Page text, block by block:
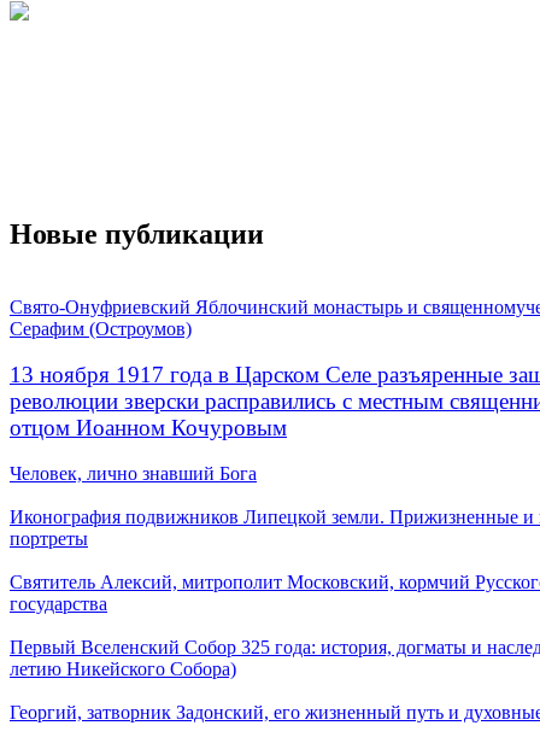
Новые публикации
Свято-Онуфриевский Яблочинский монастырь и
Серафим (Остроумов)
13 ноября 1917 года в Царском Селе разъяренные
революции зверски расправились с местным
отцом Иоанном Кочуровым
Человек, лично знавший Бога
Иконография подвижников Липецкой земли. Прижизненные и
портреты
Святитель Алексий, митрополит Московский, кормчий
государства
Первый Вселенский Собор 325 года: история, догматы и
летию Никейского Собора)
Георгий, затворник Задонский, его жизненный путь и